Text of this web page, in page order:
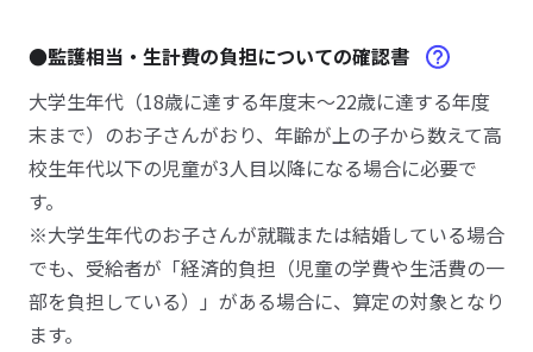
●監護相当・生計費の負担についての確認書
大学生年代（18歳に達する年度末～22歳に達する年度
末まで）のお子さんがおり、年齢が上の子から数えて高
校生年代以下の児童が3人目以降になる場合に必要で
す。
※大学生年代のお子さんが就職または結婚している場合
でも、受給者が「経済的負担（児童の学費や生活費の一
部を負担している）」がある場合に、算定の対象となり
ます。